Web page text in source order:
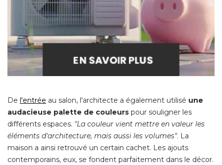
De l'entrée au salon, l'architecte a également utilisé une
audacieuse palette de couleurs pour souligner les
différents espaces. "La couleur vient mettre en valeur les
éléments d'architecture, mais aussi les volumes". La
maison a ainsi retrouvé un certain cachet. Les ajouts
contemporains, eux, se fondent parfaitement dans le décor.